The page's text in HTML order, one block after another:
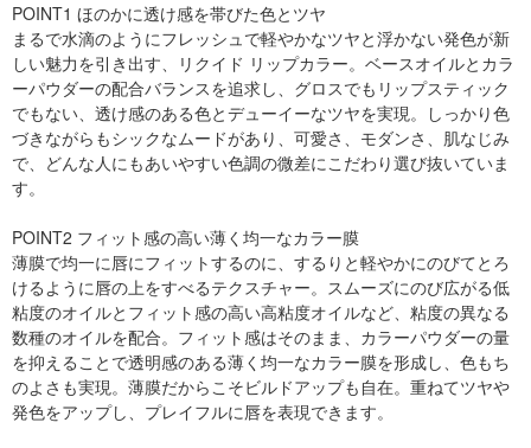
POINT1 ほのかに透け感を帯びた色とツヤ
まるで水滴のようにフレッシュで軽やかなツヤと浮かない発色が新
しい魅力を引き出す、リクイド リップカラー。ベースオイルとカラ
ーパウダーの配合バランスを追求し、グロスでもリップスティック
でもない、透け感のある色とデューイーなツヤを実現。しっかり色
づきながらもシックなムードがあり、可愛さ、モダンさ、肌なじみ
で、どんな人にもあいやすい色調の微差にこだわり選び抜いていま
す。
POINT2 フィット感の高い薄く均一なカラー膜
薄膜で均一に唇にフィットするのに、するりと軽やかにのびてとろ
けるように唇の上をすべるテクスチャー。スムーズにのび広がる低
粘度のオイルとフィット感の高い高粘度オイルなど、粘度の異なる
数種のオイルを配合。フィット感はそのまま、カラーパウダーの量
を抑えることで透明感のある薄く均一なカラー膜を形成し、色もち
のよさも実現。薄膜だからこそビルドアップも自在。重ねてツヤや
発色をアップし、プレイフルに唇を表現できます。